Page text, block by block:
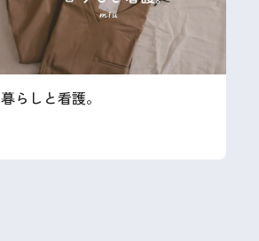
暮らしと看護。